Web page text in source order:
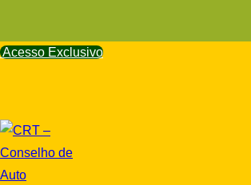
Acesso Exclusivo